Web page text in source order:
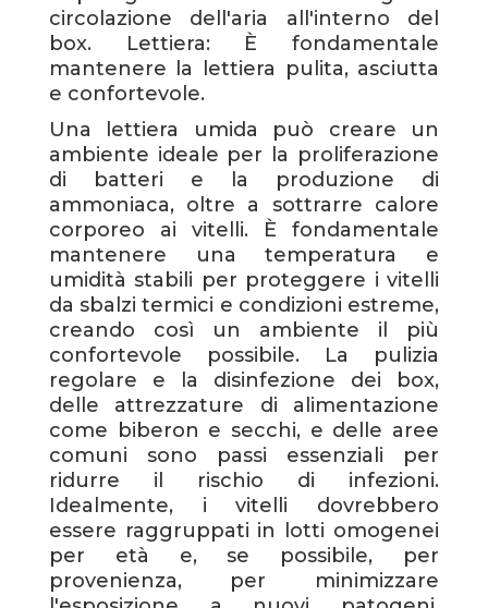
circolazione dell'aria all'interno del
box. Lettiera: È fondamentale
mantenere la lettiera pulita, asciutta
e confortevole.
Una lettiera umida può creare un
ambiente ideale per la proliferazione
di batteri e la produzione di
ammoniaca, oltre a sottrarre calore
corporeo ai vitelli. È fondamentale
mantenere una temperatura e
umidità stabili per proteggere i vitelli
da sbalzi termici e condizioni estreme,
creando così un ambiente il più
confortevole possibile. La pulizia
regolare e la disinfezione dei box,
delle attrezzature di alimentazione
come biberon e secchi, e delle aree
comuni sono passi essenziali per
ridurre il rischio di infezioni.
Idealmente, i vitelli dovrebbero
essere raggruppati in lotti omogenei
per età e, se possibile, per
provenienza, per minimizzare